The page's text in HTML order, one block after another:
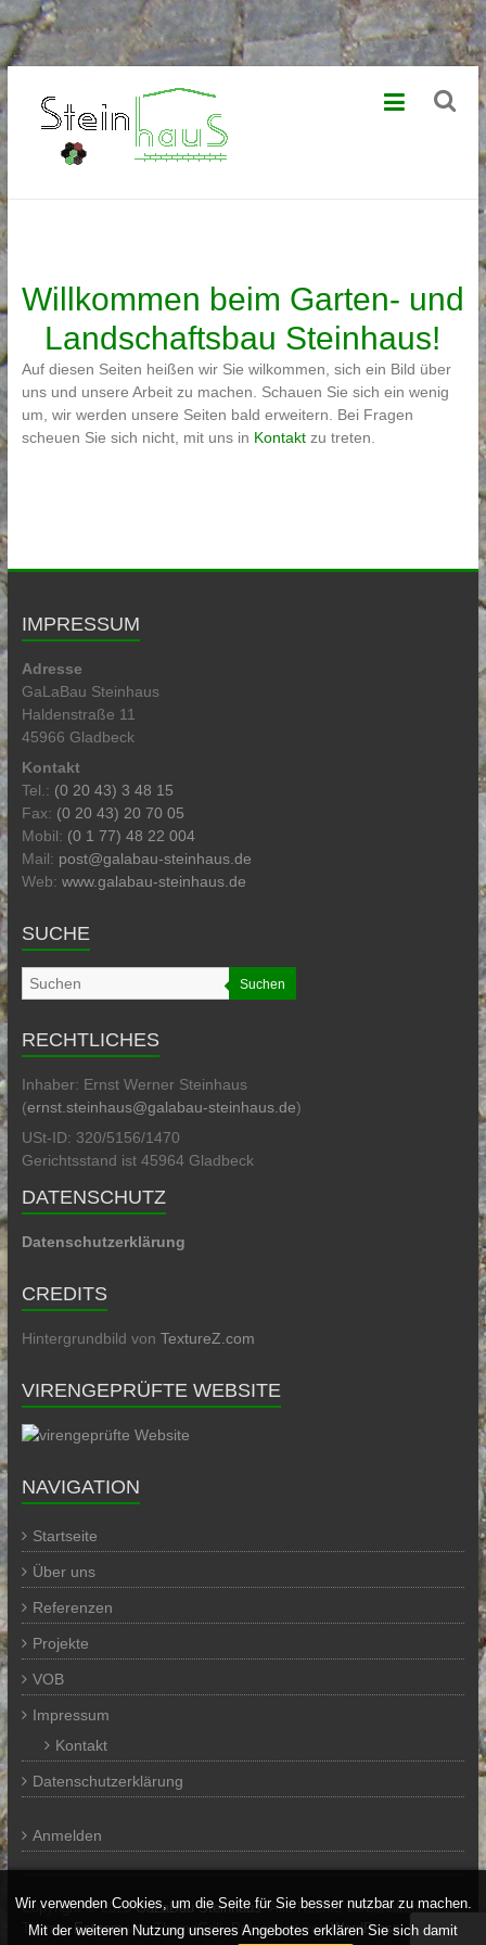
<!-- -->
Zum
Inhalt
springen
GaLaBau
Steinhaus
Willkommen beim Garten- und
Landschaftsbau Steinhaus!
Auf diesen Seiten heißen wir Sie wilkommen, sich ein Bild über
uns und unsere Arbeit zu machen. Schauen Sie sich ein wenig
um, wir werden unsere Seiten bald erweitern. Bei Fragen
scheuen Sie sich nicht, mit uns in Kontaktzu treten.
IMPRESSUM
Adresse
GaLaBau Steinhaus
Haldenstraße 11
45966 Gladbeck
Kontakt
Tel.: (0 20 43) 3 48 15
Fax: (0 20 43) 20 70 05
Mobil: (0 1 77) 48 22 004
Mail: post@galabau-steinhaus.de
Web: www.galabau-steinhaus.de
SUCHE
Suchen
RECHTLICHES
Inhaber: Ernst Werner Steinhaus
(ernst.steinhaus@galabau-steinhaus.de)
USt-ID: 320/5156/1470
Gerichtsstand ist 45964 Gladbeck
DATENSCHUTZ
Datenschutzerklärung
CREDITS
Hintergrundbild von TextureZ.com
VIRENGEPRÜFTE WEBSITE
NAVIGATION
Startseite
Über uns
Referenzen
Projekte
VOB
Impressum
Kontakt
Datenschutzerklärung
Anmelden
Copyright © 2026GaLaBau Steinhaus. Alle Rechte vorbehalten.
Theme: Esteemvon ThemeGrill. Präsentiert vonWordPress.
Wir verwenden Cookies, um die Seite für Sie besser nutzbar zu machen.
Mit der weiteren Nutzung unseres Angebotes erklären Sie sich damit